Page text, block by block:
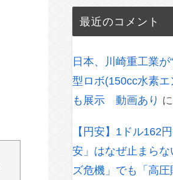
最近のコメント
日本、川崎重工業が
型ロボ(150cc水素
も展示 動画あり に
【円安】1ドル162
安」はなぜ止まら
ズ危機」でも「高